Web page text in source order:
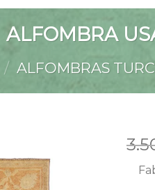
ALFOMBRA
/ ALFOMBRAS